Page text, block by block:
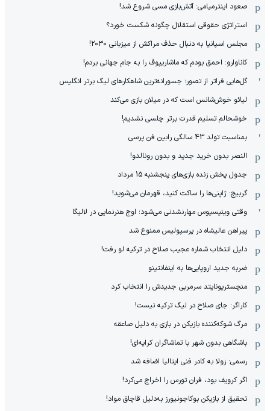
صعود اینترمیامی: آتش‌بازی مسی شروع شد!
استراتژی حقوقی استقلال چگونه شکست خورد؟
مجلس اسپانیا به دنبال حذف مراکش از میزبانی ۲۰۳۰!
کاناوارو: احمق بودم که ماشاریپوف را به جام جهانی بردم!
گل‌هایی فراتر از تصور؛ جسورانه‌ترین شاهکارهای لیگ برتر انگلیس
لیائو خوش‌شانس است که در میلان بازی می‌کند
خوشحالم تسلیم قدرت برتر چلسی نشدیم!
بمناسبت تولد 43 سالگی رابین فن پرسی
النصر بدون خرید جدید و بدون رونالدو!
جدول پخش زنده بازی‌های پنجشنبه 15 مرداد
گربیج: ژاپنی‌ها را ساکت کنید، قهرمان می‌شوید!
وقتی وینیسیوس مهارنشدنی می‌شود؛ اوج هنرنمایی در لالیگا
پیراهن عالیشاه در پرسپولیس ممنوع شد
دلیل انتخاب شماره عجیب صلاح در ترکیه لو رفت!
ضربه جدید اروپایی‌ها به اینفانتینو
منچستریونایتد سرمربی جدیدش را انتخاب کرد
کاراگر: جای صلاح در لیگ ترکیه نیست!
مرگ شوکه‌کننده بازیکن در بازی به دلیل صاعقه
باشگاهی بدون شهر با تماشاگران کرایه‌ای!
رسمی: زولا به کادر فنی ایتالیا اضافه شد
اگر کرویف بود، فران تورس را اخراج می‌کرد!
تحقیق از بازیکن بوکاجونیورز به‌دلیل قاچاق مواد!